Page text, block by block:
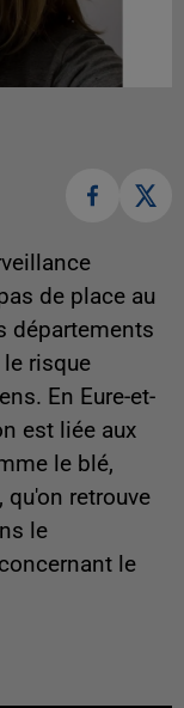
de place au
départements
risque
En Eure-et-
est liée aux
le blé,
qu'on retrouve
le
le